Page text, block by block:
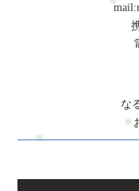
できます。Q:忙しくて
回しなど短時間でも行
す。Q:首こりがひどい
をおすすめします。ま
集中状態の継続によっ
めのケアと体の使い方
が可能です。初めての
ちら・ホットペッパ
な